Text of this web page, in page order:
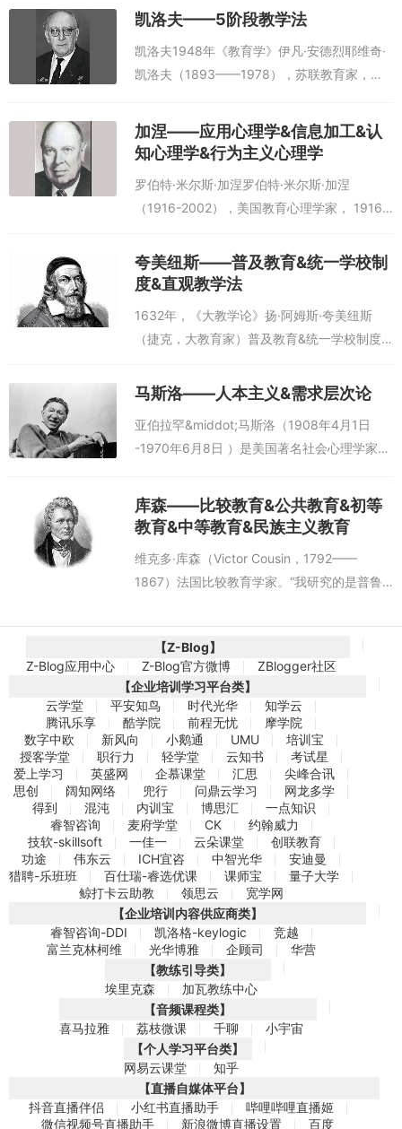
约哥伦比亚大学哲学博士学位。1949...
凯洛夫——5阶段教学法
凯洛夫1948年《教育学》伊凡·安德烈耶维奇·
凯洛夫（1893——1978），苏联教育家，
“5阶段教学法”伊·安 ·凯洛夫
（N.A.Kaiipob,1893-1...
加涅——应用心理学&信息加工&认
知心理学&行为主义心理学
罗伯特·米尔斯·加涅罗伯特·米尔斯·加涅
（1916-2002），美国教育心理学家， 1916
年出生于美国马萨诸塞州北安多弗。原是经过
严格的行为主义心理学训练的心理学家。在其
学术生涯的后期，他吸收入了信...
夸美纽斯——普及教育&统一学校制
度&直观教学法
1632年，《大教学论》扬·阿姆斯·夸美纽斯
（捷克，大教育家）普及教育&统一学校制度&
班级授课制度&直观教学法&教学原则&教材编
写夸美纽斯（1592——1670...
马斯洛——人本主义&需求层次论
亚伯拉罕&middot;马斯洛（1908年4月1日
-1970年6月8日 ）是美国著名社会心理学家，
心理学和行为主义心理学的人本主义心理学，
于其中融合...
库森——比较教育&公共教育&初等
教育&中等教育&民族主义教育
维克多·库森（Victor Cousin，1792——
1867）法国比较教育学家。“我研究的是普鲁
(Victor Cousin,1792-1867),出生在法国...
【Z-Blog】
Z-Blog应用中心
Z-Blog官方微博
ZBlogger社区
【企业培训学习平台类】
云学堂
平安知鸟 时代光华
知学云
腾讯乐享
酷学院 前程无忧
摩学院
数字中欧
新风向 小鹅通 UMU
培训宝
授客学堂
职行力 轻学堂 云知书
考试星
爱上学习
英盛网 企慕课堂 汇思
尖峰合讯
思创
阔知网络 兜行 问鼎云学习
网龙多学
得到
混沌 内训宝 博思汇
一点知识
睿智咨询
麦府学堂 CK
约翰威力
技软-skillsoft
一佳一 云朵课堂
创联教育
功途
伟东云 ICH宜咨 中智光华
安迪曼
猎聘-乐班班
百仕瑞-睿选优课 课师宝
量子大学
鲸打卡云助教
领思云
宽学网
【企业培训内容供应商类】
睿智咨询-DDI
凯洛格-keylogic
竞越
富兰克林柯维
光华博雅 企顾司
华营
【教练引导类】
埃里克森
加瓦教练中心
【音频课程类】
喜马拉雅
荔枝微课 千聊
小宇宙
【个人学习平台类】
网易云课堂
知乎
【直播自媒体平台】
抖音直播伴侣
小红书直播助手
哔哩哔哩直播姬
微信视频号直播助手
新浪微博直播设置 百度